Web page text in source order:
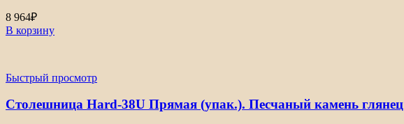
8 964₽
В корзину
Быстрый просмотр
Столешница Hard-38U Прямая (упак.). Песчаный камень глянец